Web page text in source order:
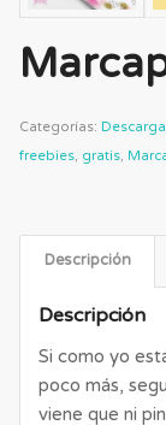
Categorías:
freebies, gratis,
Descripción
Descripción
Si como yo
poco más,
viene que ni